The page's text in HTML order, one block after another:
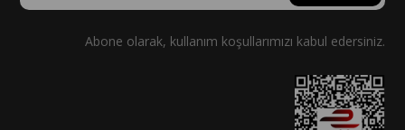
Abone olarak, kullanım koşullarımızı kabul edersiniz.